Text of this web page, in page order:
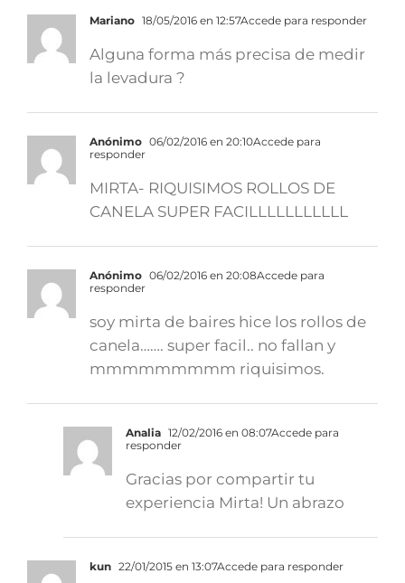
Mariano 18/05/2016 en 12:57Accede para responder
Alguna forma más precisa de medir
la levadura ?
Anónimo 06/02/2016 en 20:10Accede para
responder
MIRTA- RIQUISIMOS ROLLOS DE
CANELA SUPER FACILLLLLLLLLLL
Anónimo 06/02/2016 en 20:08Accede para
responder
soy mirta de baires hice los rollos de
canela……. super facil.. no fallan y
mmmmmmmmm riquisimos.
Analia 12/02/2016 en 08:07Accede para
responder
Gracias por compartir tu
experiencia Mirta! Un abrazo
kun 22/01/2015 en 13:07Accede para responder